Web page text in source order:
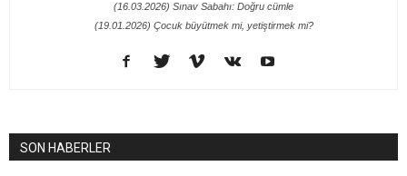
(16.03.2026) Sınav Sabahı: Doğru cümle
(19.01.2026) Çocuk büyütmek mi, yetiştirmek mi?
SON HABERLER